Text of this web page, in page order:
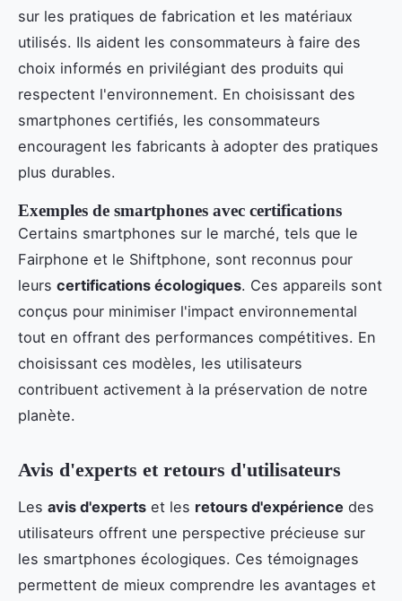
sur les pratiques de fabrication et les matériaux
utilisés. Ils aident les consommateurs à faire des
choix informés en privilégiant des produits qui
respectent l'environnement. En choisissant des
smartphones certifiés, les consommateurs
encouragent les fabricants à adopter des pratiques
plus durables.
Exemples de smartphones avec certifications
Certains smartphones sur le marché, tels que le
Fairphone et le Shiftphone, sont reconnus pour
leurs certifications écologiques. Ces appareils sont
conçus pour minimiser l'impact environnemental
tout en offrant des performances compétitives. En
choisissant ces modèles, les utilisateurs
contribuent activement à la préservation de notre
planète.
Avis d'experts et retours d'utilisateurs
Les avis d'experts et les retours d'expérience des
utilisateurs offrent une perspective précieuse sur
les smartphones écologiques. Ces témoignages
permettent de mieux comprendre les avantages et